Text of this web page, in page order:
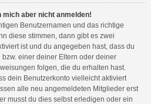
aber nicht anmelden!
Benutzernamen und das richtige
diese stimmen, dann gibt es zwei
ist und du angegeben hast, dass du
einer deiner Eltern oder deiner
folgen, die du erhalten hast.
dein Benutzerkonto vielleicht aktiviert
alle neu angemeldeten Mitglieder erst
musst du dies selbst erledigen oder ein